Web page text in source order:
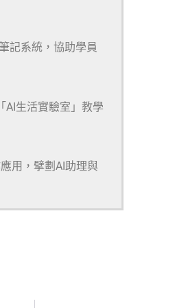
記系統，協助學員
AI生活實驗室」教學
用，擘劃AI助理與